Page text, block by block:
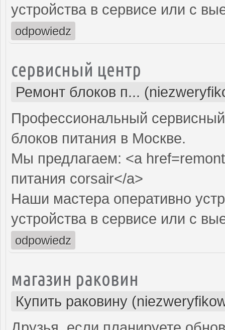
устройства в сервисе или с
odpowiedz
сервисный центр
Ремонт блоков п...
Профессиональный
блоков питания в Москве.
Мы предлагаем: <a
питания corsair</a>
Наши мастера оперативно
устройства в сервисе или с
odpowiedz
магазин раковин
Купить раковину